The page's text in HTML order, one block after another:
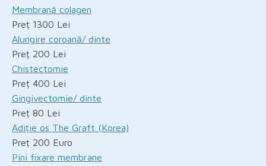
Membrană colagen
Preț 1300 Lei
Alungire coroană/ dinte
Preț 200 Lei
Chistectomie
Preț 400 Lei
Gingivectomie/ dinte
Preț 80 Lei
Adiție os The Graft (Korea)
Preț 200 Euro
Pini fixare membrane